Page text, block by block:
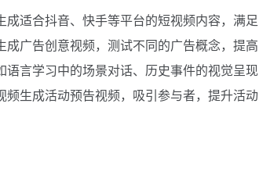
适合抖音、快手等平台的短视频内容，满足
广告创意视频，测试不同的广告概念，提高
言学习中的场景对话、历史事件的视觉呈现
生成活动预告视频，吸引参与者，提升活动